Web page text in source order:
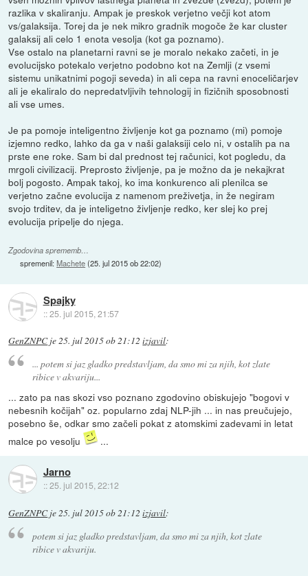
razlika v skaliranju. Ampak je preskok verjetno večji kot atom
vs/galaksija. Torej da je nek mikro gradnik mogoče že kar cluster
galaksij ali celo 1 enota vesolja (kot ga poznamo).
Vse ostalo na planetarni ravni se je moralo nekako začeti, in je
evolucijsko potekalo verjetno podobno kot na Zemlji (z vsemi
sistemu unikatnimi pogoji seveda) in ali cepa na ravni enoceličarjev
ali je ekaliralo do nepredatvljivih tehnologij in fizičnih sposobnosti
ali vse umes.
Je pa pomoje inteligentno življenje kot ga poznamo (mi) pomoje
izjemno redko, lahko da ga v naši galaksiji celo ni, v ostalih pa na
prste ene roke. Sam bi dal prednost tej računici, kot pogledu, da
mrgoli civilizacij. Preprosto življenje, pa je možno da je nekajkrat
bolj pogosto. Ampak takoj, ko ima konkurenco ali plenilca se
verjetno začne evolucija z namenom preživetja, in že negiram
svojo trditev, da je inteligetno življenje redko, ker slej ko prej
evolucija pripelje do njega.
Zgodovina sprememb…
spremenil:Machete(25. jul 2015 ob 22:02)
Spajky
::25. jul 2015, 21:57
GenZNPCje25. jul 2015 ob 21:12 izjavil:
... potem si jaz gladko predstavljam, da smo mi za njih, kot zlate
ribice v akvariju...
... zato pa nas skozi vso poznano zgodovino obiskujejo "bogovi v
nebesnih kočijah" oz. popularno zdaj NLP-jih ... in nas preučujejo,
posebno še, odkar smo začeli pokat z atomskimi zadevami in letat
malce po vesolju
...
Jarno
::25. jul 2015, 22:12
GenZNPCje25. jul 2015 ob 21:12 izjavil:
potem si jaz gladko predstavljam, da smo mi za njih, kot zlate
ribice v akvariju.